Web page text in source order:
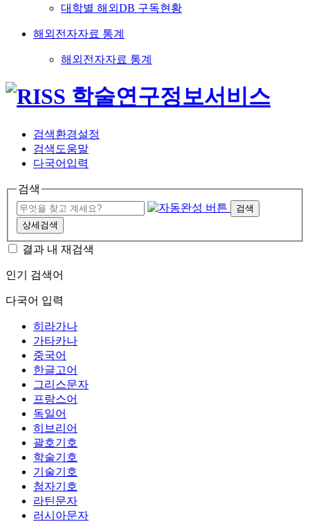
대학별 해외DB 구독현황
해외전자자료 통계
해외전자자료 통계
검색환경설정
검색도움말
다국어입력
검색
검색
상세검색
결과 내 재검색
인기 검색어
다국어 입력
히라가나
가타카나
중국어
한글고어
그리스문자
프랑스어
독일어
히브리어
괄호기호
학술기호
기술기호
첨자기호
라틴문자
러시아문자